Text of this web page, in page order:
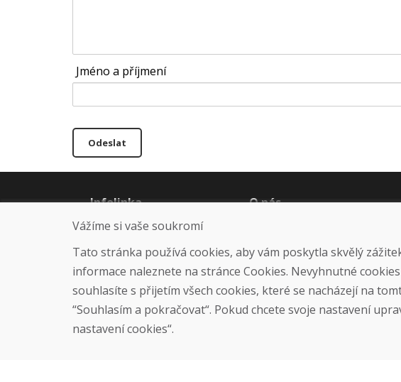
Jméno a příjmení
Odeslat
Infolinka
+421 919 282 331
O nás
Prodejna
Kontakt
Vážíme si vaše soukromí
Tato stránka používá cookies, aby vám poskytla skvělý
informace naleznete na stránce Cookies. Nevyhnutné
souhlasíte s přijetím všech cookies, které se nacházejí na
“Souhlasím a pokračovat“. Pokud chcete svoje nastavení
nastavení cookies“.